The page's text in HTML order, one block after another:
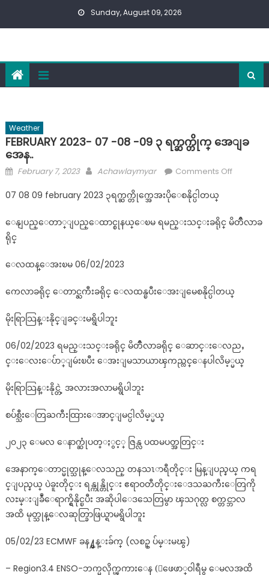
Sunday, August 09, 2026
Weather
FEBRUARY 2023- 07 -08 -09 ၃ ရက္ဆက္တိုက္ အေျခ
အေန..
Posted
February 7, 2023 Author
Achawlaymyar Comments Offon
-08
ဆ
အေျ
ခ
07 08 09 february 2023 ၃ရက္ဆက္တိုက္အေအးပိုေစနိုင္ပါတယ္
ေနျပည္ေတာ္ျပည္ေထာင္စုနယ္ေၿမ ရမည္းသင္းခရိုင္ မိတၳီလာခ
ရိုင္
ေလထန္ေအးၿမ 06/02/2023
ကေလာခရိုင္ ေတာင္ႀကီးခရိုင္ ေလထန္ၿပီးေအးျမေစနိုင္ပါတယ္
မိုးရြာသြန္းနိုင္ျခင္းမရွိပါဘူး
06/02/2023 ရမည္းသင္းခရိုင္ မိတၳီလာခရိုင္ ေဆာင္းေလညႇ
င္းေလးေပ်ာ္ျမဴးၿပီး ေအးျမသာယာၾကည္လင္ေနပါလိမ့္မယ္
မိုးရြာသြန္းနိုင္တဲ့ အလားအလာမရွိပါဘူး
စပ်စ္သီးေတြႀကီးထြားေအာင္ျမင္ပါလိမ့္မယ္
၂၀၂၃ ေမလ ေနာက္ဆုံပတ္ႏွင့္ ဇြန္လ ပထမပတ္အတြင္း
အေနာက္ေတာင္မုတ္သုန္ေလသည္ တနသၤာရီတိုင္း မြန္ျပည္နယ္ ကရ
င္ျပည္နယ္ ပဲခူးတိုင္း ရန္ကုန္တိုင္း ဧရာဝတီတိုင္းေဒသႀကီးေတြကို
လႊမ္းျခဳံေရာက္ရွိနိုင္ၿပီး အဆိုပါေဒသေတြမွာ ၾသဂုတ္လ စက္တင္ဘာလ
အထိ မုတ္သုန္ေလဆုတ္ခြာဖြယ္ရာမရွိပါဘူး
05/02/23 ECMWF ခန႔္မွန္းခ်က္ (လစဥ္ ပ်မ္းမၽွ)
– Region3.4 ENSO-ဘက္မလိုက္ၾကားေန (ေဖေဖာ္ဝါရီမွ ေမလအထိ